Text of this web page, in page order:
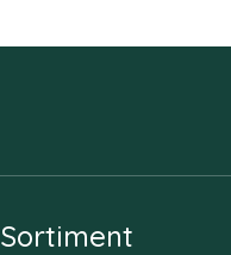
Sortiment